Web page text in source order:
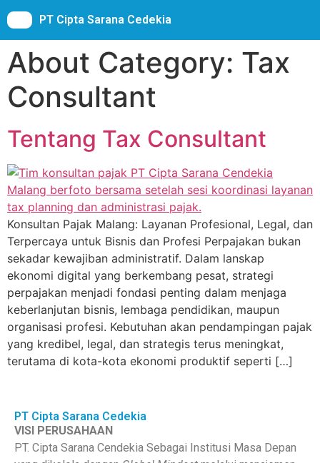
PT Cipta Sarana Cedekia
About Category: Tax
Consultant
Tentang Tax Consultant
Konsultan Pajak Malang: Layanan Profesional, Legal, dan
Terpercaya untuk Bisnis dan Profesi Perpajakan bukan
sekadar kewajiban administratif. Dalam lanskap
ekonomi digital yang berkembang pesat, strategi
perpajakan menjadi fondasi penting dalam menjaga
keberlanjutan bisnis, lembaga pendidikan, maupun
organisasi profesi. Kebutuhan akan pendampingan pajak
yang kredibel, legal, dan strategis terus meningkat,
terutama di kota-kota ekonomi produktif seperti […]
PT Cipta Sarana Cedekia
VISI PERUSAHAAN
PT. Cipta Sarana Cendekia Sebagai Institusi Masa Depan